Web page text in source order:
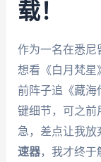
载！
作为一名在悉尼
想看《白月梵星
前阵子追《藏海
键细节，可之前
急，差点让我放
速器，我才终于